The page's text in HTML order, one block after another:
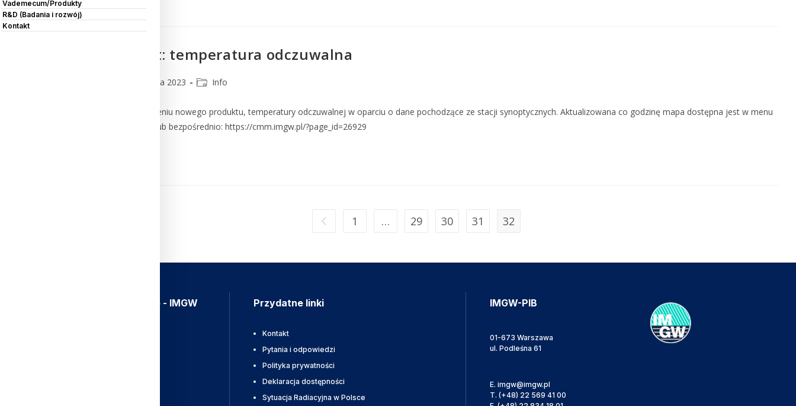
Vademecum/Produkty
R&D (Badania i rozwój)
Kontakt
Nowy produkt: temperatura odczuwalna
19 kwietnia 2023 Info
Informujemy o udostępnieniu nowego produktu, temperatury odczuwalnej w oparciu o dane pochodzące ze stacji synoptycznych. Aktualizowana co godzinę mapa dostępna jest w menu
Pomiary (Stacje SYNOP) lub bezpośrednio: https://cmm.imgw.pl/?page_id=26929
1 … 29 30 31 32
Aplikacja Meteo - IMGW Przydatne linki
Kontakt
Pytania i odpowiedzi
Polityka prywatności
Deklaracja dostępności
Sytuacja Radiacyjna w Polsce
IMGW-PIB
01-673 Warszawa
ul. Podleśna 61
E. imgw@imgw.pl
T. (+48) 22 569 41 00